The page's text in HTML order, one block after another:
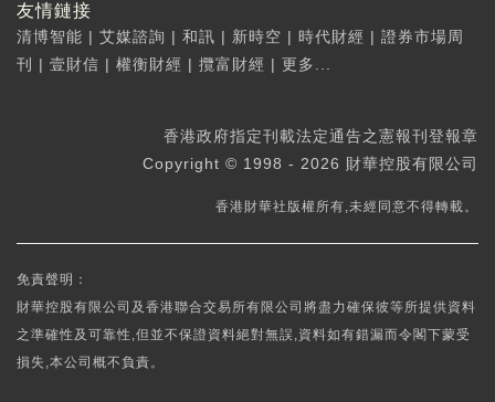
友情鏈接
清博智能 | 艾媒諮詢 | 和訊 | 新時空 | 時代財經 | 證券市場周
刊
| 壹財信 | 權衡財經 | 攬富財經 | 更多...
香港政府指定刊載法定通告之憲報刊登報章
Copyright © 1998 - 2026 財華控股有限公司
香港財華社版權所有,未經同意不得轉載。
免責聲明：
財華控股有限公司及香港聯合交易所有限公司將盡力確保彼等所提供資料
之準確性及可靠性,但並不保證資料絕對無誤,資料如有錯漏而令閣下蒙受
損失,本公司概不負責。